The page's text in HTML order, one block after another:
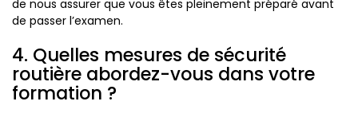
de nous assurer que vous êtes pleinement préparé avant
de passer l’examen.
4. Quelles mesures de sécurité
routière abordez-vous dans votre
formation ?